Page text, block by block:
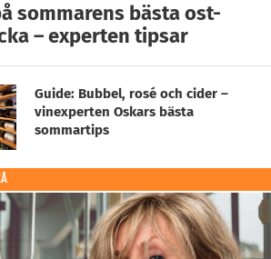
sommarens bästa ost-
– experten tipsar
Guide: Bubbel, rosé och cider –
vinexperten Oskars bästa
sommartips